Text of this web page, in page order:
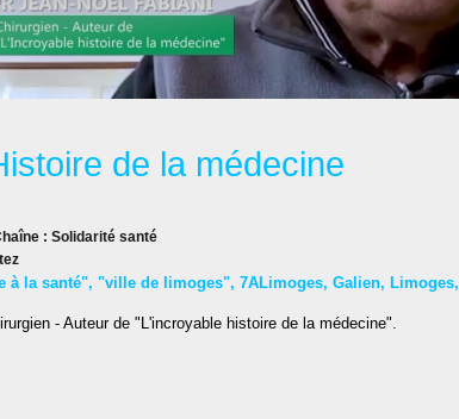
de la médecine
: Solidarité santé
à la santé", "ville de limoges", 7ALimoges, Galien, Limoges,
- Auteur de "L'incroyable histoire de la médecine".